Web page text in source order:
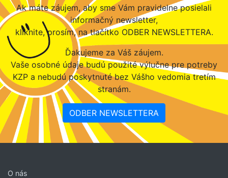
Ak máte záujem, aby sme Vám pravidelne posielali
informačný newsletter,
kliknite, prosím, na tlačítko ODBER NEWSLETTERA.
Ďakujeme za Váš záujem.
Vaše osobné údaje budú použité výlučne pre potreby
KZP a nebudú poskytnuté bez Vášho vedomia tretím
stranám.
ODBER NEWSLETTERA
O nás